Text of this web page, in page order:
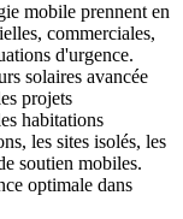
mobile prennent en
commerciales,
d'urgence.
solaires avancée
projets
habitations
les sites isolés, les
soutien mobiles.
optimale dans